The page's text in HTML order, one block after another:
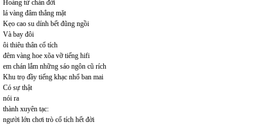
Hoàng tử chán đời
lá vàng đâm thẳng mặt
Kẹo cao su dính bết đũng ngồi
Và bay đôi
ôi thiêu thân cổ tích
đêm vàng hoe xõa vỡ tiếng hifi
em chán lắm những sáo ngôn cũ rích
Khu trọ đầy tiếng khạc nhổ ban mai
Có sự thật
nói ra
thành xuyên tạc:
người lớn chơi trò cổ tích hết đời